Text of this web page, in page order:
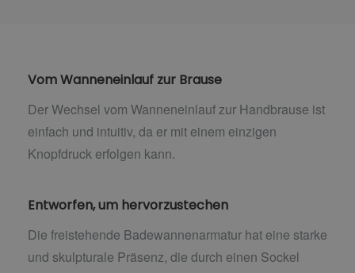
Vom Wanneneinlauf zur Brause
Der Wechsel vom Wanneneinlauf zur Handbrause ist
einfach und intuitiv, da er mit einem einzigen
Knopfdruck erfolgen kann.
Entworfen, um hervorzustechen
Die freistehende Badewannenarmatur hat eine starke
und skulpturale Präsenz, die durch einen Sockel